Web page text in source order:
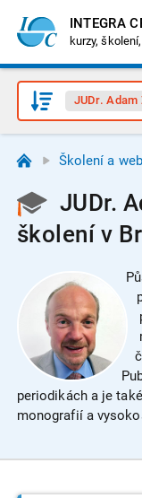
INTEGRA
kurzy,
JUDr. Adam
Školení a
JUDr.
školení v
periodikách a je
monografií a